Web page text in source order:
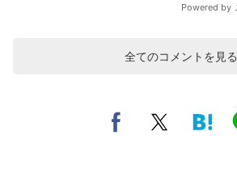
全てのコメントを見る